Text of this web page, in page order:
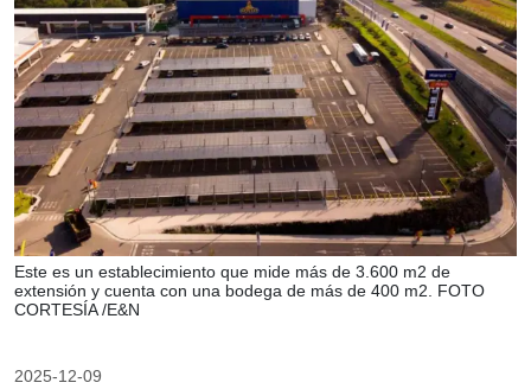
Este es un establecimiento que mide más de 3.600 m2 de
extensión y cuenta con una bodega de más de 400 m2. FOTO
CORTESÍA /E&N
2025-12-09